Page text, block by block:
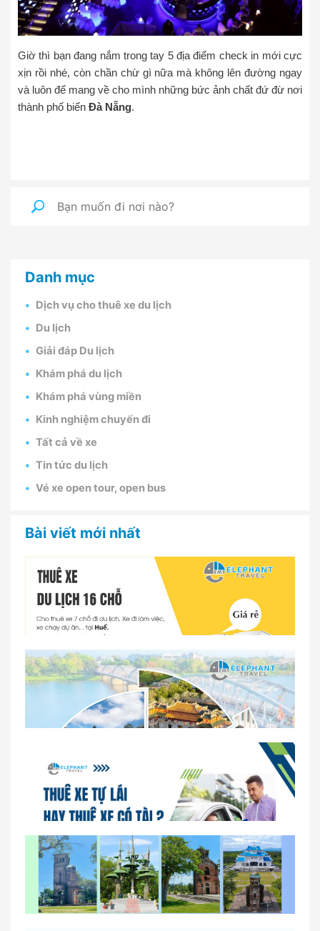
Giờ thì bạn đang nắm trong tay 5 địa điểm check in mới cực
xịn rồi nhé, còn chần chừ gì nữa mà không lên đường ngay
và luôn để mang về cho mình những bức ảnh chất đứ đừ nơi
thành phố biển Đà Nẵng.
Danh mục
Dịch vụ cho thuê xe du lịch
Du lịch
Giải đáp Du lịch
Khám phá du lịch
Khám phá vùng miền
Kinh nghiệm chuyến đi
Tất cả về xe
Tin tức du lịch
Vé xe open tour, open bus
Bài viết mới nhất
Dịch vụ thuê xe 16 chỗ tại Huế 2026
So sánh thuê xe tự lái và thuê xe có tài xế tại Huế